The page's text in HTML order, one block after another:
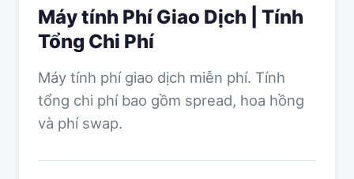
Máy tính Phí Giao Dịch | Tính
Tổng Chi Phí
Máy tính phí giao dịch miễn phí. Tính
tổng chi phí bao gồm spread, hoa hồng
và phí swap.